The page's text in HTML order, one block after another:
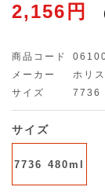
2,156円
商品コード
メーカー
ホリ
サイズ
7736
サイズ
7736 480ml